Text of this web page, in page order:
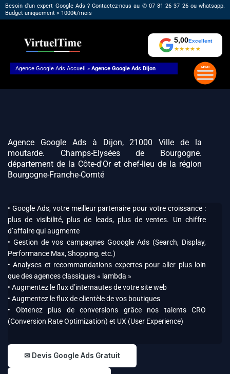
Besoin d'un expert Google Ads ? Contactez-nous au ✆ 07 81 26 37 26 ou whatsapp.
Budget uniquement > 1000€/mois
Aller
au
contenu
Agence Google Ads Accueil » Agence Google Ads Dijon
Agence Google Ads à Dijon, 21000 Ville de la
moutarde. Champs-Elysées de Bourgogne.
département de la Côte-d'Or et chef-lieu de la région
Bourgogne-Franche-Comté
• Google Ads, votre meilleur partenaire pour votre croissance :
plus de visibilité, plus de leads, plus de ventes. Un chiffre
d’affaire qui augmente
• Gestion de vos campagnes Gooogle Ads (Search, Display,
Performance Max, Shopping, etc.)
• Analyses et recommandations expertes pour aller plus loin
que des agences classiques « lambda »
• Augmentez le flux d’internautes de votre site web
• Augmentez le flux de clientèle de vos boutiques
• Obtenez plus de conversions grâce nos talents CRO
(Conversion Rate Optimization) et UX (User Experience)
✉ Devis Google Ads Gratuit
5,00Excellent
★★★★★